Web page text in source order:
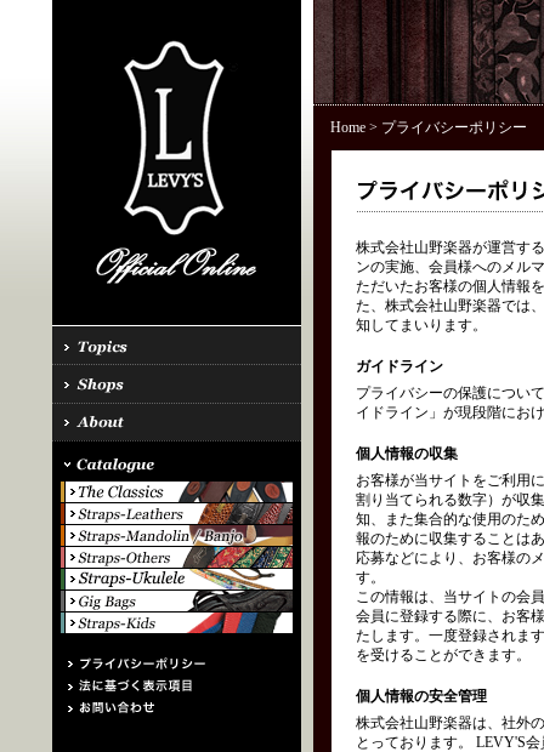
Home> プライバシーポリシー
株式会社山野楽器が運営す
ンの実施、会員様へのメル
ただいたお客様の個人情報
た、株式会社山野楽器では
知してまいります。
ガイドライン
プライバシーの保護につい
イドライン」が現段階にお
個人情報の収集
お客様が当サイトをご利用
割り当てられる数字）が収
知、また集合的な使用のた
報のために収集することは
応募などにより、お客様の
す。
この情報は、当サイトの会
会員に登録する際に、お客
たします。一度登録されま
を受けることができます。
個人情報の安全管理
株式会社山野楽器は、社外
とっております。 LEVY'S